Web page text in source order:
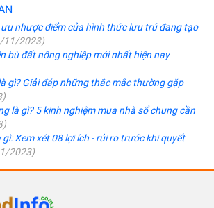
ưu nhược điểm của hình thức lưu trú đang tạo
11/2023)
bù đất nông nghiệp mới nhất hiện nay
gì? Giải đáp những thắc mắc thường gặp
là gì? 5 kinh nghiệm mua nhà sổ chung cần
Xem xét 08 lợi ích - rủi ro trước khi quyết
2023)